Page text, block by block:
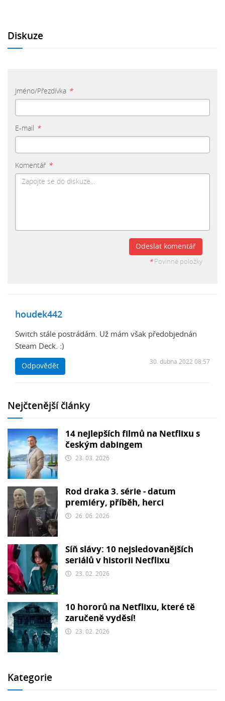
Diskuze
Jméno/Přezdívka *
E-mail *
Komentář *
Odeslat komentář
*Povinné položky
houdek442
Switch stále postrádám. Už mám však předobjednán
Steam Deck. :)
Odpovědět
30. dubna 2022 08:57
Nejčtenější články
14 nejlepších filmů na Netflixu s
českým dabingem
23. 03. 2026
Rod draka 3. série - datum
premiéry, příběh, herci
26. 06. 2026
Síň slávy: 10 nejsledovanějších
seriálů v historii Netflixu
23. 02. 2026
10 hororů na Netflixu, které tě
zaručeně vyděsí!
23. 02. 2026
Kategorie